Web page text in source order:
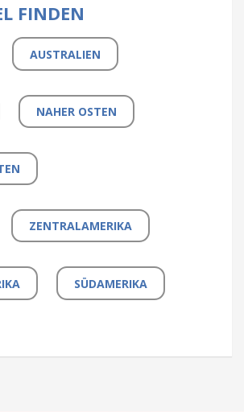
FINDEN
AUSTRALIEN
NAHER OSTEN
ZENTRALAMERIKA
SÜDAMERIKA